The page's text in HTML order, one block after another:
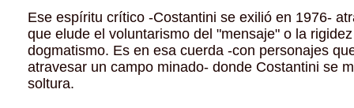
Ese espíritu crítico -Costantini se exilió en 1976-
que elude el voluntarismo del "mensaje" o la
dogmatismo. Es en esa cuerda -con personajes
atravesar un campo minado- donde Costantini se
soltura.